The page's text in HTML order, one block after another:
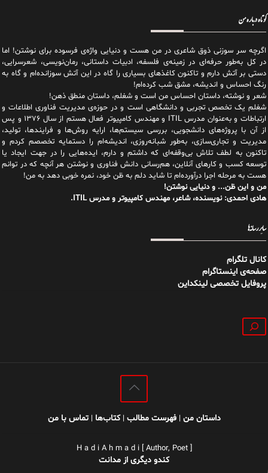
کوتاه درباره من
اگرچه سر سوزنی ذوق شاعری در من هست و دنیایی واژه‌‌ی فرسوده برای نوشتن! اما
در کل به‌طور حرفه‌ای در زمینه‌ی فلسفه، ادبیات داستانی، رمان‌نویسی، شعرسرایی،
دستی بر آتش دارم و تاکنون کاغذهای بسیاری را گاه در این آتش سوزانده‌ام و گاه به
رنگ احساس و اندیشه، مشق شب کرده‌ام!
شعر و نوشته، داستان احساس من است و شغلم، داستان منطق ذهن!
شغلم یک تخصص تجربی و دانشگاهی است و در حوزه‌ی مدیریت فناوری اطلاعات و
ارتباطات و به‌عنوان مدرس ITIL و مهندس کامپیوتر فعال هستم از سال ۱۳۷۶ و پس
از آن با پروژه‌های دانشجویی، بررسی سیستم‌ها، ارایه روش‌ها و فرایندها، تولید،
مدیریت و تجاری‌سازی، به‌طور شبانه‌روزی، اندیشه‌ام را دستمایه تخصصم کردم و
تاکنون به لطف تلاش بی‌وقفه‌ای که داشتم و دارم، اید‌ه‌هایی را در جهت ایجاد یا
توسعه کسب و کارهای آنلاین، هم‌رسانی دانش فناوری و نوشتن هر آنچه که در توانم
هست به مرحله اجرا درآورده‌ام تا شاید دلم به ظن خود، نمره خوبی دهد به من!
من و این ظن... و دنیایی نوشتن!
هادی احمدی: نویسنده، شاعر، مهندس کامپیوتر و مدرس ITIL.
سایر رسانه‌ها
کانال تلگرام
صفحه‌ی اینستاگرام
پروفایل تخصصی لینکداین
جستجو
داستان من |فهرست مطالب |کتاب‌ها |تماس با من
H a d i A h m a d i [ Author, Poet ]
کندو دیگری از مدانت